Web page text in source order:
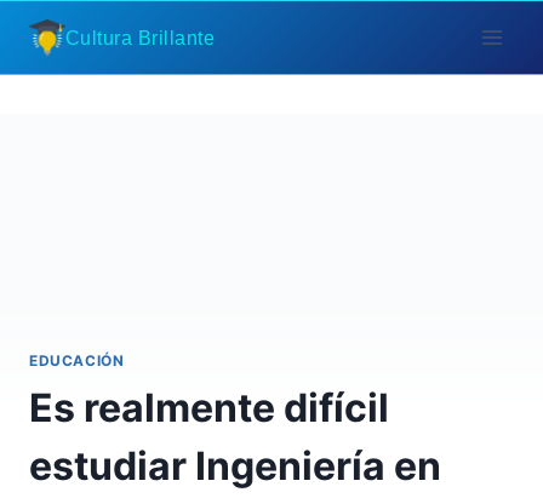
Saltar
contenido
Cultura Brillante
EDUCACIÓN
Es realmente difícil
estudiar Ingeniería en